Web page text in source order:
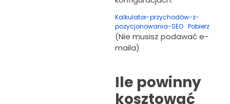
Kalkulator-przychodów-z-
pozycjonowania-SEO Pobierz
(Nie musisz podawać e-
maila)
Ile powinny
kosztować